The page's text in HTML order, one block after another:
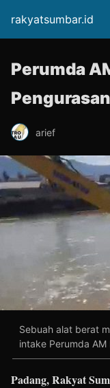
rakyatsumbar.id
Perumda
arief
Sebuah alat berat
intake Perumda AM
Padang, Rakyat